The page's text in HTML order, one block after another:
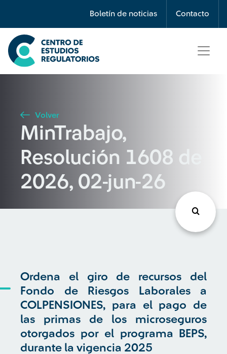
Boletín de noticias Contacto
Búsqueda
Seleccione país
Buscar
Volver
MinTrabajo,
Resolución 1608 de
2026, 02-jun-26
Ordena el giro de recursos del
Fondo de Riesgos Laborales a
COLPENSIONES, para el pago de
las primas de los microseguros
otorgados por el programa BEPS,
durante la vigencia 2025